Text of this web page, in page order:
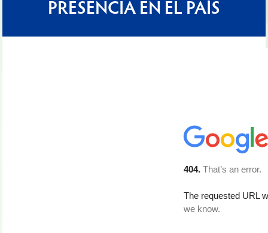
PRESENCIA EN EL PAÍS